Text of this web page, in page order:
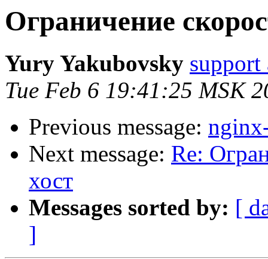
Ограничение
Yury Yakubovsky support
Tue Feb 6 19:41:25 MSK
Previous message:
Next message: Re:
хост
Messages sorted by: [
]